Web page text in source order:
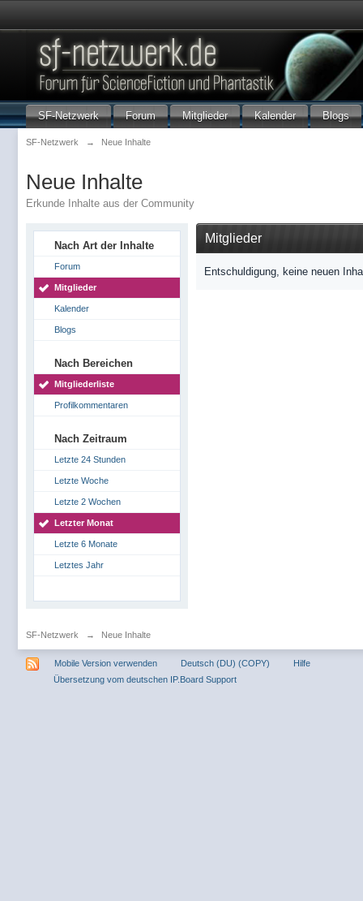
SF-Netzwerk Forum Mitglieder Kalender Blogs
SF-Netzwerk → Neue Inhalte
Neue Inhalte
Erkunde Inhalte aus der Community
Nach Art der Inhalte
Forum
Mitglieder
Kalender
Blogs
Nach Bereichen
Mitgliederliste
Profilkommentaren
Nach Zeitraum
Letzte 24 Stunden
Letzte Woche
Letzte 2 Wochen
Letzter Monat
Letzte 6 Monate
Letztes Jahr
Mitglieder
Entschuldigung, keine neuen
SF-Netzwerk → Neue Inhalte
Mobile Version verwenden Deutsch (DU) (COPY)
Hilfe
Übersetzung vom deutschen IP.Board Support